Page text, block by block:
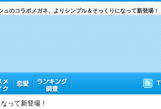
ュのコラボメガネ、よりシンプル＆そっくりになって新登場！
って新登場！